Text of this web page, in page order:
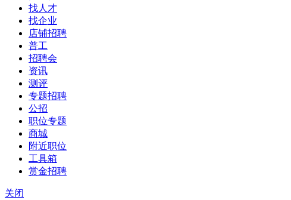
找人才
找企业
店铺招聘
普工
招聘会
资讯
测评
专题招聘
公招
职位专题
商城
附近职位
工具箱
赏金招聘
关闭